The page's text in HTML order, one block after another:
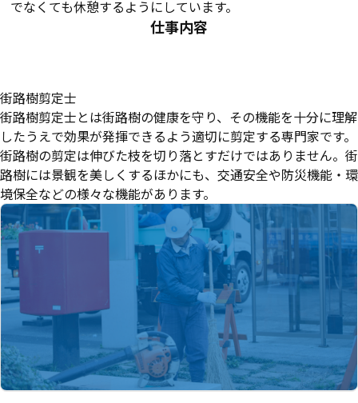
でなくても休憩するようにしています。
仕事内容
街路樹剪定士
街路樹剪定士とは街路樹の健康を守り、その機能を十分に理解
したうえで効果が発揮できるよう適切に剪定する専門家です。
街路樹の剪定は伸びた枝を切り落とすだけではありません。街
路樹には景観を美しくするほかにも、交通安全や防災機能・環
境保全などの様々な機能があります。